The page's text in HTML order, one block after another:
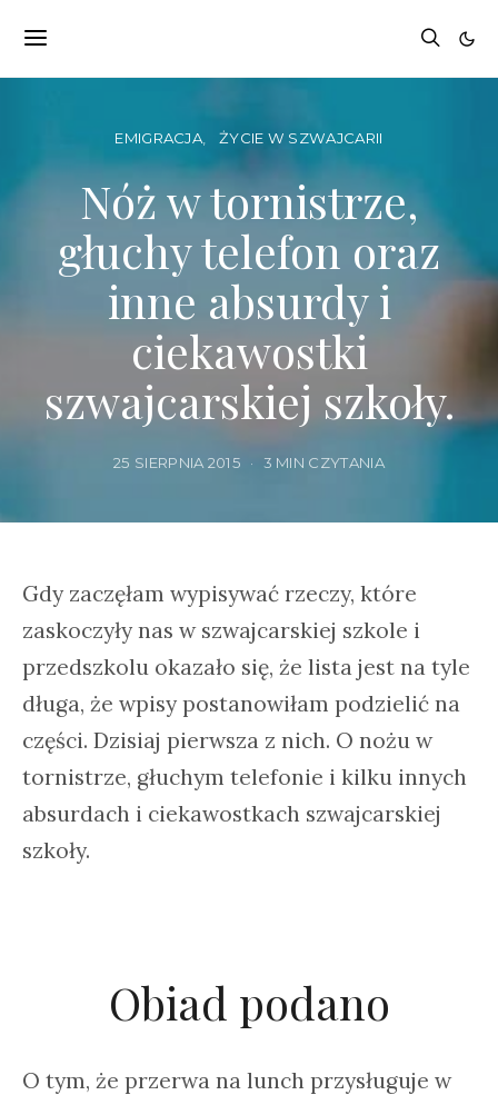
EMIGRACJA ŻYCIE W SZWAJCARII
Nóż w tornistrze,
głuchy telefon oraz
inne absurdy i
ciekawostki
szwajcarskiej szkoły.
25 SIERPNIA 2015 3 MIN CZYTANIA
Gdy zaczęłam wypisywać rzeczy, które
zaskoczyły nas w szwajcarskiej szkole i
przedszkolu okazało się, że lista jest na tyle
długa, że wpisy postanowiłam podzielić na
części. Dzisiaj pierwsza z nich. O nożu w
tornistrze, głuchym telefonie i kilku innych
absurdach i ciekawostkach szwajcarskiej
szkoły.
Obiad podano
O tym, że przerwa na lunch przysługuje w